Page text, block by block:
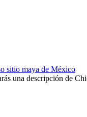
sitio maya de México
una descripción de